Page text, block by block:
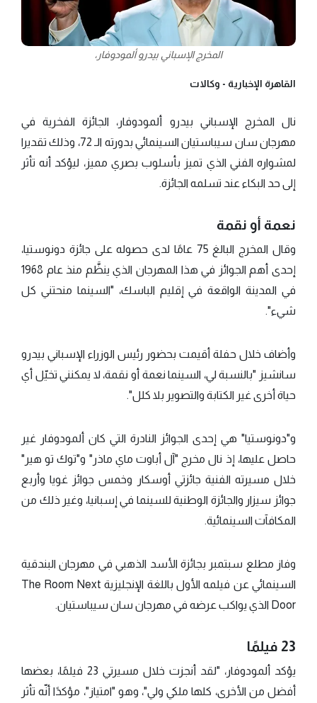
المخرج الإسباني بيدرو ألمودوفار،
القاهرة الإخبارية - وكالات
نال المخرج الإسباني بيدرو ألمودوفار، الجائزة الفخرية في
مهرجان سان سيباستيان السينمائي بدورته الـ 72، وذلك تقديرا
لمشواره الفني الذي تميز بأسلوب بصري مميز، ليؤكد أنه تأثر
إلى حد البكاء عند تسلمه الجائزة.
نعمة أو نقمة
وقال المخرج البالغ 75 عامًا لدى حصوله على جائزة دونوستيا،
إحدى أهم الجوائز في هذا المهرجان الذي ينظَّم منذ عام 1968
في المدينة الواقعة في إقليم الباسك، "السينما منحتني كل
شيء".
وأضاف خلال حفلة أقيمت بحضور رئيس الوزراء الإسباني بيدرو
سانشيز "بالنسبة لي، السينما نعمة أو نقمة، لا يمكنني تخيّل أي
حياة أخرى غير الكتابة والتصوير بلا كلل".
و"دونوستيا" هي إحدى الجوائز النادرة التي كان ألمودوفار غير
حاصل عليها، إذ نال مخرج "آل أباوت ماي ماذر" و"توك تو هير"
خلال مسيرته الفنية جائزتي أوسكار وخمس جوائز غويا وأربع
جوائز سيزار والجائزة الوطنية للسينما في إسبانيا، وغير ذلك من
المكافآت السينمائية.
وفاز مطلع سبتمبر بجائزة الأسد الذهبي في مهرجان البندقية
السينمائي عن فيلمه الأول باللغة الإنجليزية The Room Next
Door الذي يواكب عرضه في مهرجان سان سيباستيان.
23 فيلمًا
يؤكد ألمودوفار، "لقد أنجزت خلال مسيرتي 23 فيلمًا، بعضها
أفضل من الأخرى، كلها ملكي ولي"، وهو "امتياز"، مؤكدًا أنّه تأثر